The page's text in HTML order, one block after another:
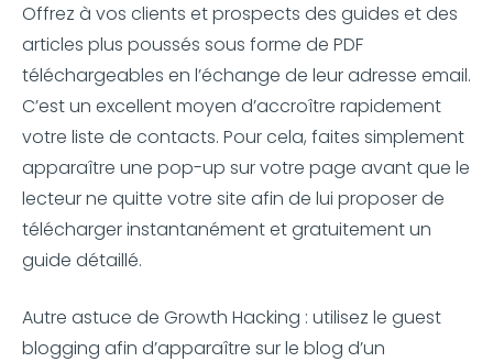
Offrez à vos clients et prospects des guides et des
articles plus poussés sous forme de PDF
téléchargeables en l’échange de leur adresse email.
C’est un excellent moyen d’accroître rapidement
votre liste de contacts. Pour cela, faites simplement
apparaître une pop-up sur votre page avant que le
lecteur ne quitte votre site afin de lui proposer de
télécharger instantanément et gratuitement un
guide détaillé.
Autre astuce de Growth Hacking : utilisez le guest
blogging afin d’apparaître sur le blog d’un